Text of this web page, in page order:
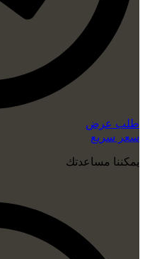
طلب عرض
سعر سريع
يمكننا مساعدتك